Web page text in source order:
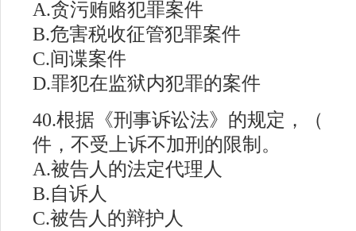
A.贪污贿赂犯罪案件
B.危害税收征管犯罪案件
C.间谍案件
D.罪犯在监狱内犯罪的案件
40.根据《刑事诉讼法》的规定，（
件，不受上诉不加刑的限制。
A.被告人的法定代理人
B.自诉人
C.被告人的辩护人